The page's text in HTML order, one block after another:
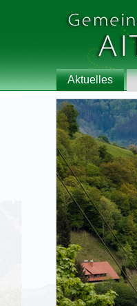
Aktuelles